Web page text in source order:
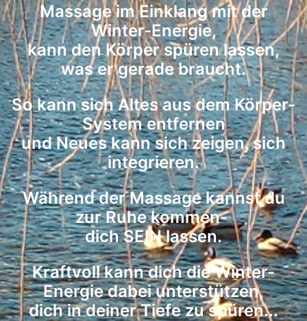
Massage im Einklang mit der
Winter-Energie,
kann den Körper spüren lassen,
was er gerade braucht.
So kann sich Altes aus dem Körper-
System entfernen
und Neues kann sich zeigen, sich
integrieren.
Während der Massage kannst du
zur Ruhe kommen-
dich SEIN lassen.
Kraftvoll kann dich die Winter-
Energie dabei unterstützen,
dich in deiner Tiefe zu spüren...